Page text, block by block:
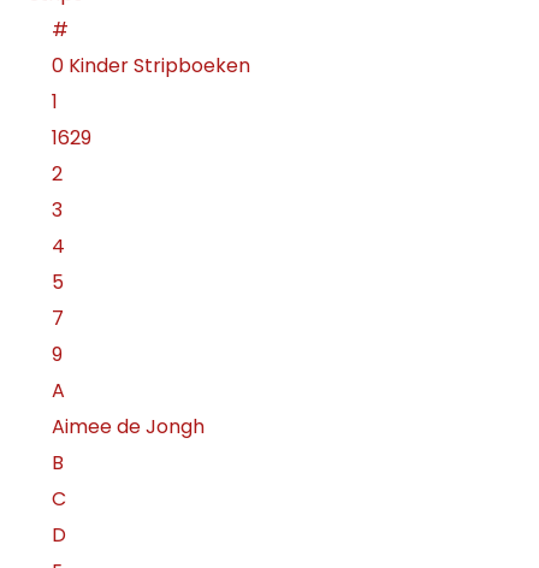
#
0 Kinder Stripboeken
1
1629
2
3
4
5
7
9
A
Aimee de Jongh
B
C
D